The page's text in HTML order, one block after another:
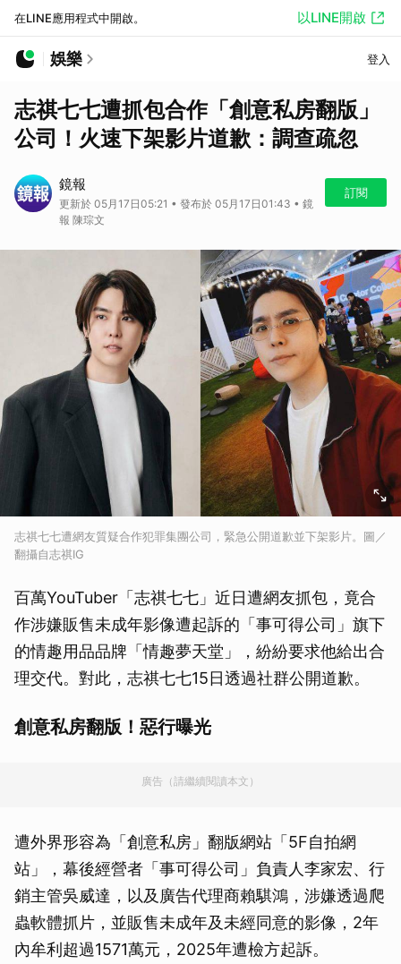
在LINE應用程式中開啟。 以LINE開啟
娛樂 登入
志祺七七遭抓包合作「創意私房翻版」
公司！火速下架影片道歉：調查疏忽
鏡報
更新於 05月17日05:21 • 發布於 05月17日01:43 • 鏡
報 陳琮文
訂閱
志祺七七遭網友質疑合作犯罪集團公司，緊急公開道歉並下架影片。圖／
翻攝自志祺IG
百萬YouTuber「志祺七七」近日遭網友抓包，竟合
作涉嫌販售未成年影像遭起訴的「事可得公司」旗下
的情趣用品品牌「情趣夢天堂」，紛紛要求他給出合
理交代。對此，志祺七七15日透過社群公開道歉。
創意私房翻版！惡行曝光
廣告（請繼續閱讀本文）
遭外界形容為「創意私房」翻版網站「5F自拍網
站」，幕後經營者「事可得公司」負責人李家宏、行
銷主管吳威達，以及廣告代理商賴騏鴻，涉嫌透過爬
蟲軟體抓片，並販售未成年及未經同意的影像，2年
內牟利超過1571萬元，2025年遭檢方起訴。